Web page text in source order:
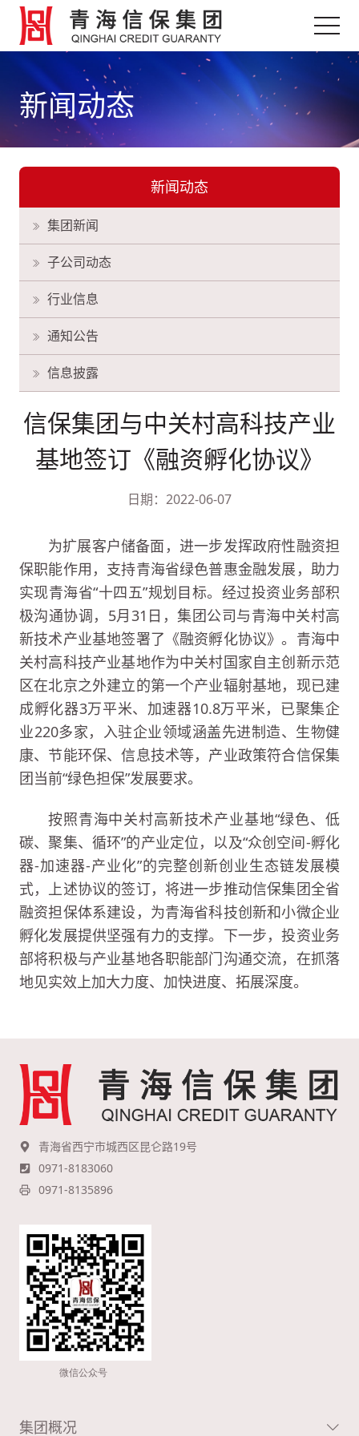
新闻动态
新闻动态
集团新闻
子公司动态
行业信息
通知公告
信息披露
信保集团与中关村高科技产业
基地签订《融资孵化协议》
日期：2022-06-07
为扩展客户储备面，进一步发挥政府性融资担
保职能作用，支持青海省绿色普惠金融发展，助力
实现青海省“十四五”规划目标。经过投资业务部积
极沟通协调，5月31日，集团公司与青海中关村高
新技术产业基地签署了《融资孵化协议》。青海中
关村高科技产业基地作为中关村国家自主创新示范
区在北京之外建立的第一个产业辐射基地，现已建
成孵化器3万平米、加速器10.8万平米，已聚集企
业220多家，入驻企业领域涵盖先进制造、生物健
康、节能环保、信息技术等，产业政策符合信保集
团当前“绿色担保”发展要求。
按照青海中关村高新技术产业基地“绿色、低
碳、聚集、循环”的产业定位，以及“众创空间-孵化
器-加速器-产业化”的完整创新创业生态链发展模
式，上述协议的签订，将进一步推动信保集团全省
融资担保体系建设，为青海省科技创新和小微企业
孵化发展提供坚强有力的支撑。下一步，投资业务
部将积极与产业基地各职能部门沟通交流，在抓落
地见实效上加大力度、加快进度、拓展深度。
青海省西宁市城西区昆仑路19号
0971-8183060
0971-8135896
集团概况